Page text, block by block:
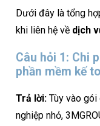
Dưới đây là tổng
khi liên hệ về dịch
Câu hỏi 1: Chi
phần mềm kế
Trả lời: Tùy vào
nghiệp nhỏ,